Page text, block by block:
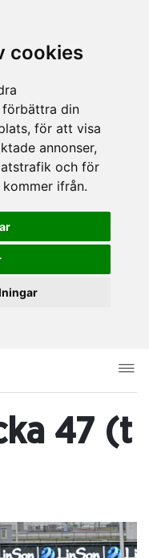
cookies
din
för att visa
annonser,
och för
ifrån.
47 (t